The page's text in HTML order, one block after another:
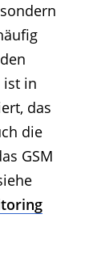
ist in
das
die
GSM